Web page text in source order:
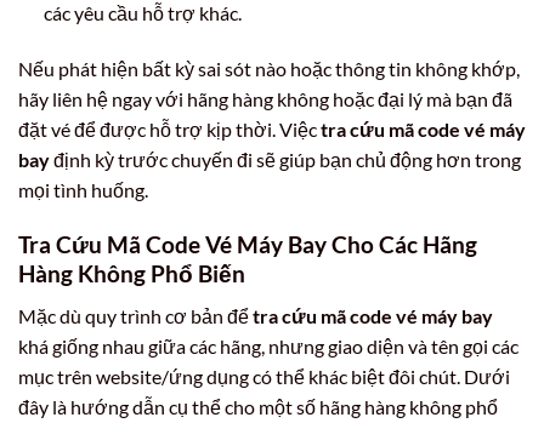
các yêu cầu hỗ trợ khác.
Nếu phát hiện bất kỳ sai sót nào hoặc thông tin không khớp,
hãy liên hệ ngay với hãng hàng không hoặc đại lý mà bạn đã
đặt vé để được hỗ trợ kịp thời. Việctra cứu mã code vé máy
bayđịnh kỳ trước chuyến đi sẽ giúp bạn chủ động hơn trong
mọi tình huống.
Tra Cứu Mã Code Vé Máy Bay Cho Các Hãng
Hàng Không Phổ Biến
Mặc dù quy trình cơ bản đểtra cứu mã code vé máy bay
khá giống nhau giữa các hãng, nhưng giao diện và tên gọi các
mục trên website/ứng dụng có thể khác biệt đôi chút. Dưới
đây là hướng dẫn cụ thể cho một số hãng hàng không phổ